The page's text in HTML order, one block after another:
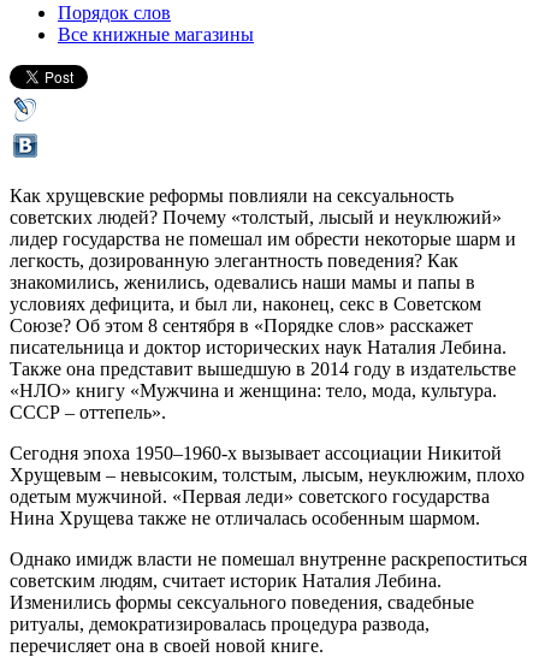
Порядок слов
Все книжные магазины
Как хрущевские реформы повлияли на сексуальность
советских людей? Почему «толстый, лысый и неуклюжий»
лидер государства не помешал им обрести некоторые шарм и
легкость, дозированную элегантность поведения? Как
знакомились, женились, одевались наши мамы и папы в
условиях дефицита, и был ли, наконец, секс в Советском
Союзе? Об этом 8 сентября в «Порядке слов» расскажет
писательница и доктор исторических наук Наталия Лебина.
Также она представит вышедшую в 2014 году в издательстве
«НЛО» книгу «Мужчина и женщина: тело, мода, культура.
СССР – оттепель».
Сегодня эпоха 1950–1960-х вызывает ассоциации Никитой
Хрущевым – невысоким, толстым, лысым, неуклюжим, плохо
одетым мужчиной. «Первая леди» советского государства
Нина Хрущева также не отличалась особенным шармом.
Однако имидж власти не помешал внутренне раскрепоститься
советским людям, считает историк Наталия Лебина.
Изменились формы сексуального поведения, свадебные
ритуалы, демократизировалась процедура развода,
перечисляет она в своей новой книге.